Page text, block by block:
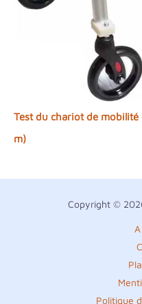
Test du chariot de
m)
Copyright ©
Politique